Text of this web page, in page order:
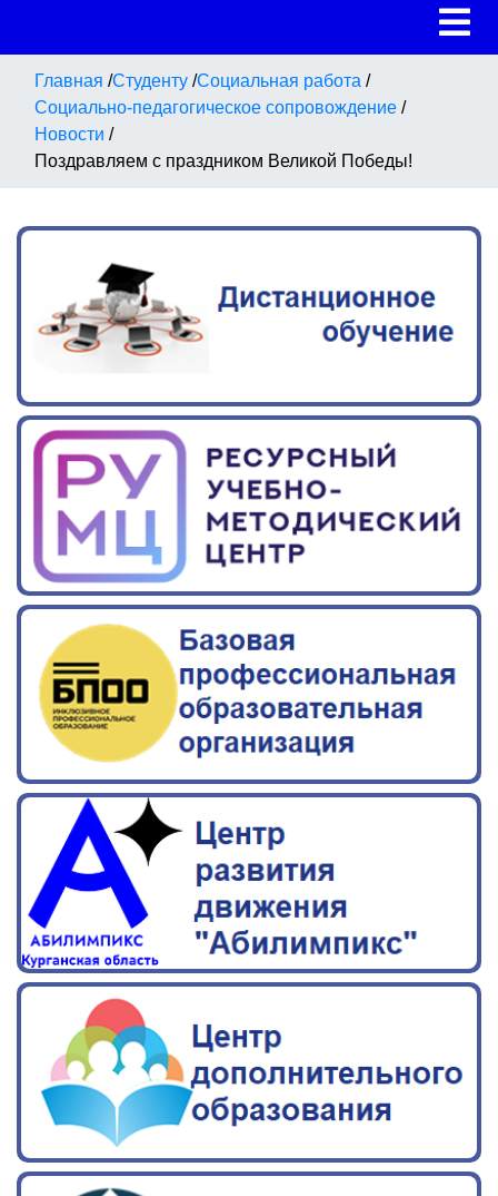
Главная /Студенту /Социальная работа /
Социально-педагогическое сопровождение /
Новости /
Поздравляем с праздником Великой Победы!